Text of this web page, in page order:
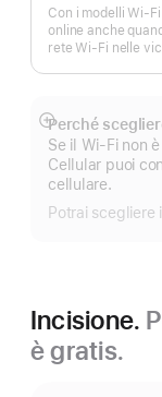
Con i modelli
online anche
rete Wi‑Fi nelle
Perché
Se il Wi-Fi non
Cellular puoi
cellulare.
Potrai scegliere
Mostra
di
più
Incisione.
è gratis.